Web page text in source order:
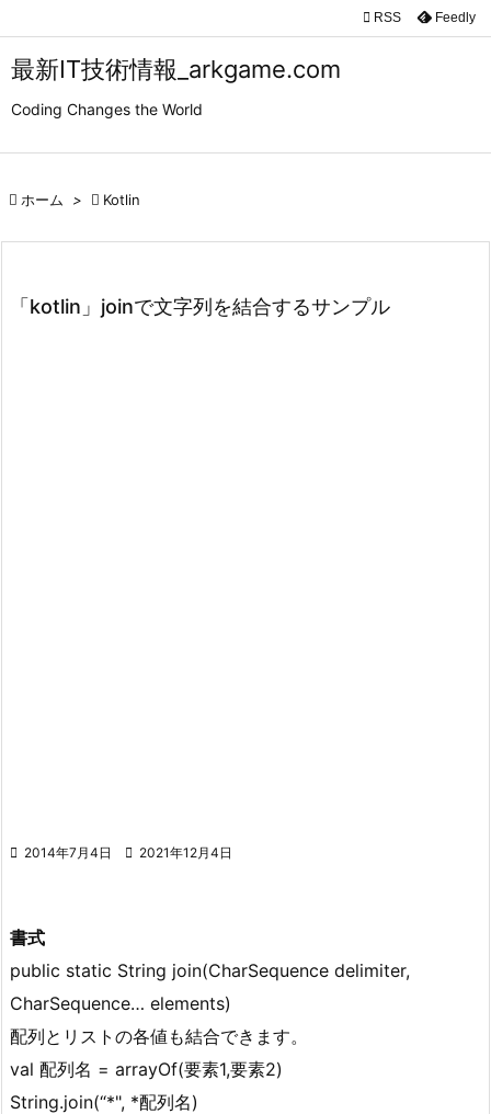
最新IT技術情報_arkgame.com
Coding Changes the World


 RSS Feedly
 ホーム >  Kotlin
「kotlin」joinで文字列を結合するサンプル
 2014年7月4日  2021年12月4日
書式
public static String join(CharSequence delimiter,
CharSequence… elements)
配列とリストの各値も結合できます。
val 配列名 = arrayOf(要素1,要素2)
String.join(“*", *配列名)